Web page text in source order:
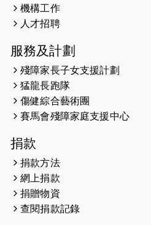
2026-05-21
2026-05-14
（19:00開始）
2026-05-07
開始）
2026-04-30
2026-04-25
2026-04-24
機構工作
人才招聘
服務及計劃
殘障家長子女支援計劃
猛龍長跑隊
傷健綜合藝術團
賽馬會殘障家庭支援中心
捐款
捐款方法
網上捐款
捐贈物資
查閱捐款記錄